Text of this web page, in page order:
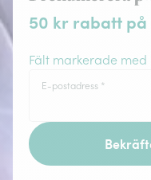
50 kr rabatt
Fält markerade
E-postadress *